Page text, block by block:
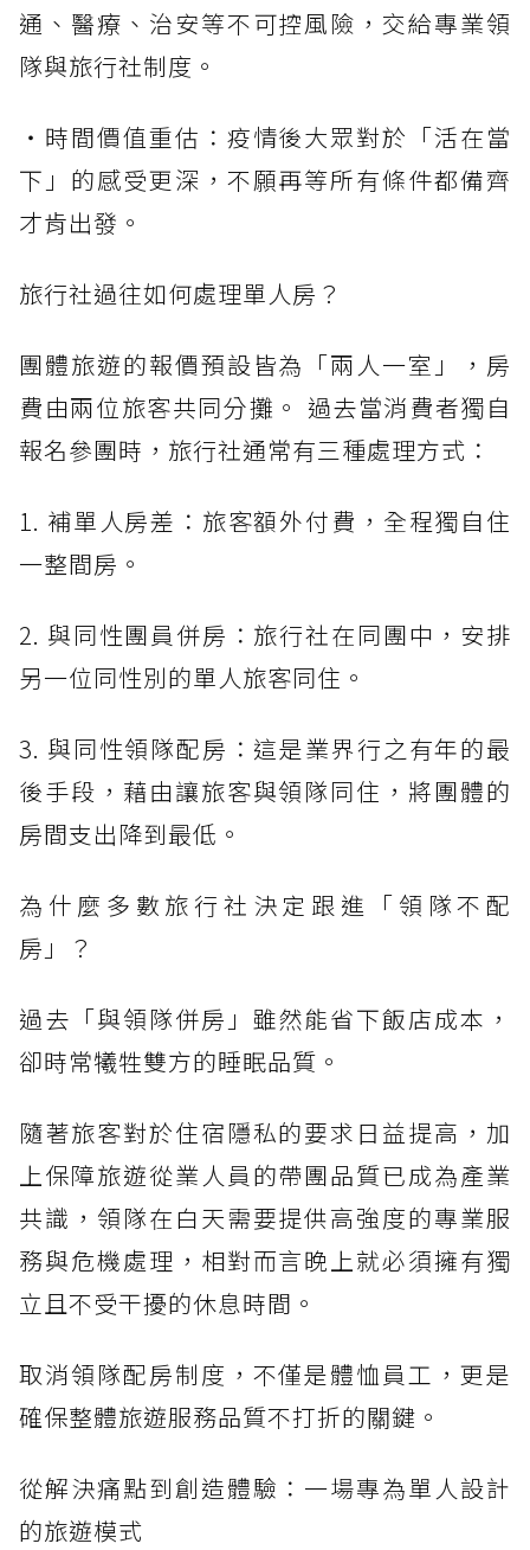
通、醫療、治安等不可控風險，交給專業領
隊與旅行社制度。
・時間價值重估：疫情後大眾對於「活在當
下」的感受更深，不願再等所有條件都備齊
才肯出發。
旅行社過往如何處理單人房？
團體旅遊的報價預設皆為「兩人一室」，房
費由兩位旅客共同分攤。 過去當消費者獨自
報名參團時，旅行社通常有三種處理方式：
1. 補單人房差：旅客額外付費，全程獨自住
一整間房。
2. 與同性團員併房：旅行社在同團中，安排
另一位同性別的單人旅客同住。
3. 與同性領隊配房：這是業界行之有年的最
後手段，藉由讓旅客與領隊同住，將團體的
房間支出降到最低。
為什麼多數旅行社決定跟進「領隊不配
房」？
過去「與領隊併房」雖然能省下飯店成本，
卻時常犧牲雙方的睡眠品質。
隨著旅客對於住宿隱私的要求日益提高，加
上保障旅遊從業人員的帶團品質已成為產業
共識，領隊在白天需要提供高強度的專業服
務與危機處理，相對而言晚上就必須擁有獨
立且不受干擾的休息時間。
取消領隊配房制度，不僅是體恤員工，更是
確保整體旅遊服務品質不打折的關鍵。
從解決痛點到創造體驗：一場專為單人設計
的旅遊模式